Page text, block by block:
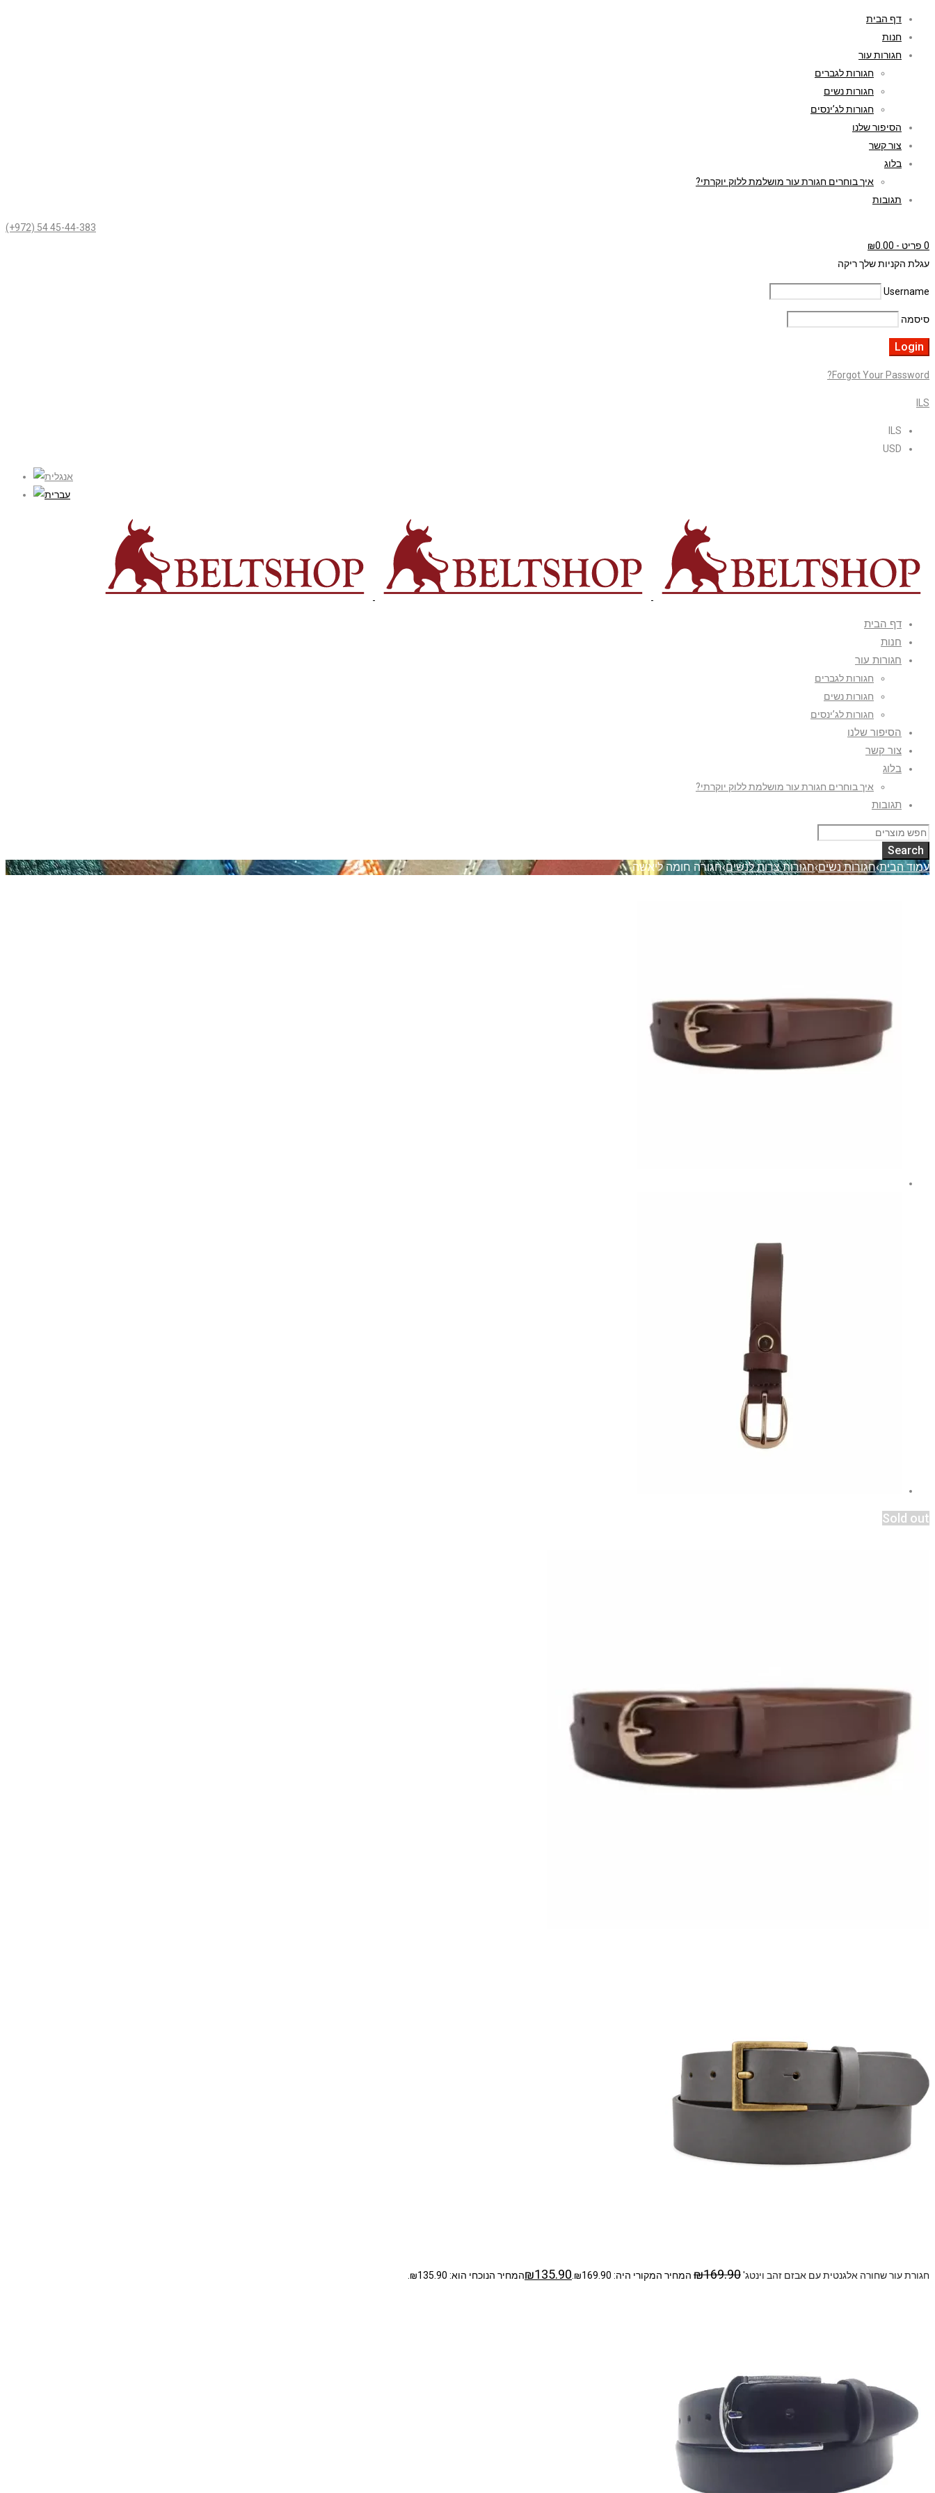
דף הבית
חנות
חגורות עור
חגורות לגברים
חגורות נשים
חגורות לג’ינסים
הסיפור שלנו
צור קשר
בלוג
איך בוחרים חגורת עור מושלמת ללוק יוקרתי?
תגובות
(+972) 54 45-44-383
0 פריט
-
₪0.00
עגלת הקניות שלך ריקה
Username
סיסמה
Forgot Your Password?
ILS
ILS
USD
דף הבית
חנות
חגורות עור
חגורות לגברים
חגורות נשים
חגורות לג’ינסים
הסיפור שלנו
צור קשר
בלוג
איך בוחרים חגורת עור מושלמת ללוק יוקרתי?
תגובות
עמוד הבית›חגורות נשים›חגורות צרות לנשים›חגורה חומה ליאשה
Sold out
חגורת עור שחורה אלגנטית עם אבזם זהב וינטג' ₪169.90 המחיר המקורי היה: ₪169.90. ₪135.90 המחיר הנוכחי הוא: ₪135.90.